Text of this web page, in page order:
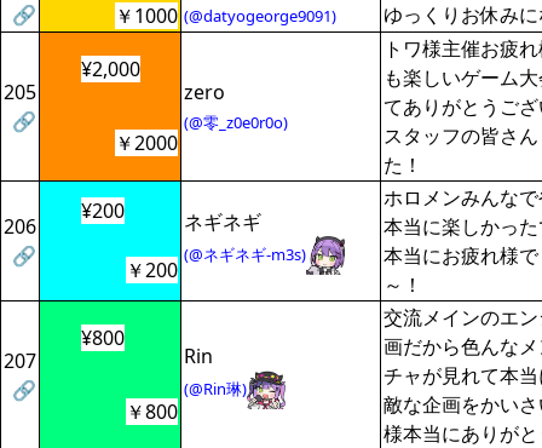
🔗
(@datyogeorge9091)
ゆっくりお休み
￥1000
205
🔗
¥2,000
zero
(@零_z0e0r0o)
トワ様主催お疲
も楽しいゲーム
てありがとうご
スタッフの皆さ
た！
￥2000
206
🔗
¥200 ネギネギ
(@ネギネギ-m3s)
ホロメンみんな
本当に楽しかっ
本当にお疲れ様
～！
￥200
207
🔗
¥800
Rin
(@Rin琳)
交流メインのエ
画だから色んな
チャが見れて本
敵な企画をかい
様本当にありが
￥800